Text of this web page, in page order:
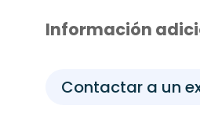
Información
Contactar a un